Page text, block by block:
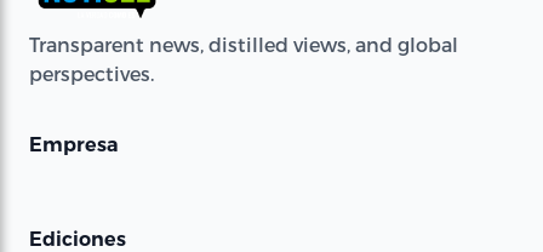
Transparent news, distilled views, and global
perspectives.
Empresa
Ediciones